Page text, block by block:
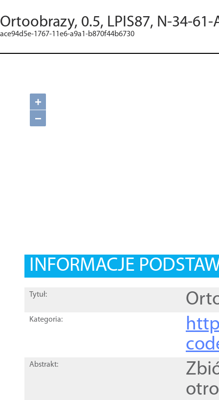
Ortoobrazy, 0.5, LPIS87, N-34-61-
ace94d5e-1767-11e6-a9a1-b870f44b6730
+
−
INFORMACJE
Tytuł:
Kategoria:
Abstrakt: